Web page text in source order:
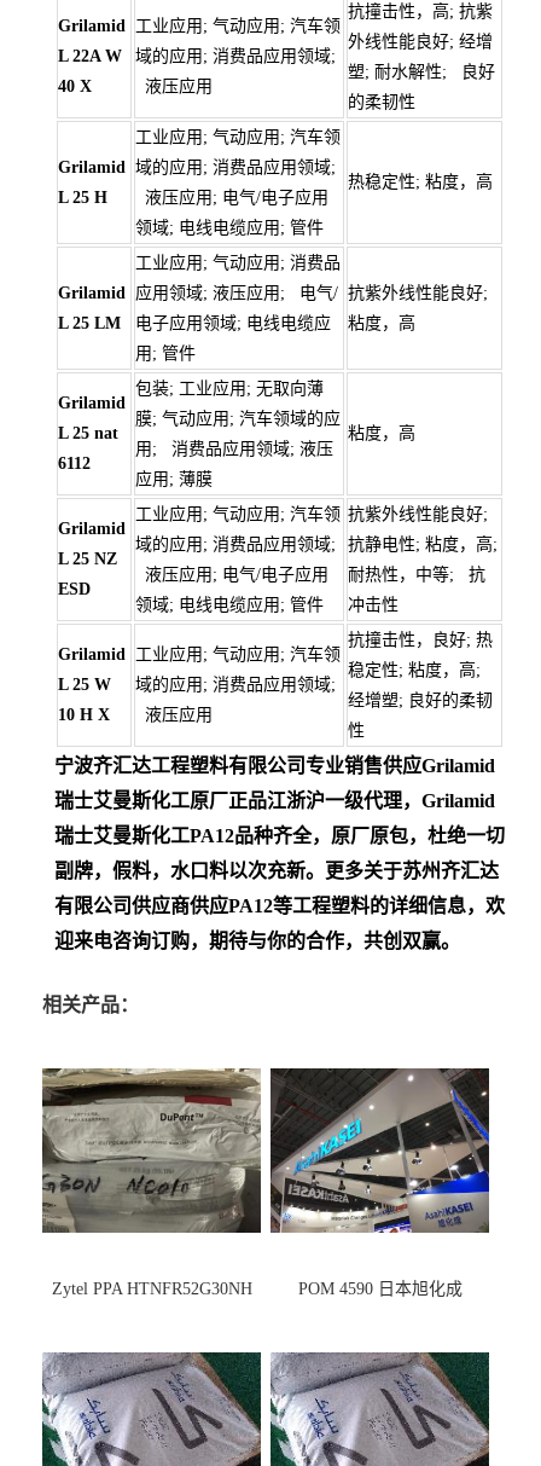
Grilamid
L 22A W
40 X
工业应用; 气动应用; 汽车领
域的应用; 消费品应用领域;
液压应用
抗撞击性，高; 抗紫
外线性能良好; 经增
塑; 耐水解性; 良好
的柔韧性
Grilamid
L 25 H
工业应用; 气动应用; 汽车领
域的应用; 消费品应用领域;
液压应用; 电气/电子应用
领域; 电线电缆应用; 管件
热稳定性; 粘度，高
Grilamid
L 25 LM
工业应用; 气动应用; 消费品
应用领域; 液压应用; 电气/
电子应用领域; 电线电缆应
用; 管件
抗紫外线性能良好;
粘度，高
Grilamid
L 25 nat
6112
包装; 工业应用; 无取向薄
膜; 气动应用; 汽车领域的应
用; 消费品应用领域; 液压
应用; 薄膜
粘度，高
Grilamid
L 25 NZ
ESD
工业应用; 气动应用; 汽车领
域的应用; 消费品应用领域;
液压应用; 电气/电子应用
领域; 电线电缆应用; 管件
抗紫外线性能良好;
抗静电性; 粘度，高;
耐热性，中等; 抗
冲击性
Grilamid
L 25 W
10 H X
工业应用; 气动应用; 汽车领
域的应用; 消费品应用领域;
液压应用
抗撞击性，良好; 热
稳定性; 粘度，高;
经增塑; 良好的柔韧
性
宁波齐汇达工程塑料有限公司专业销售供应Grilamid
瑞士艾曼斯化工原厂正品江浙沪一级代理，Grilamid
瑞士艾曼斯化工PA12品种齐全，原厂原包，杜绝一切
副牌，假料，水口料以次充新。更多关于苏州齐汇达
有限公司供应商供应PA12等工程塑料的详细信息，欢
迎来电咨询订购，期待与你的合作，共创双赢。
相关产品：
Zytel PPA HTNFR52G30NH POM 4590 日本旭化成